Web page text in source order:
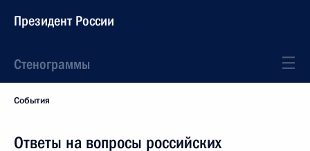
Президент России
Стенограммы
События
Ответы на вопросы российских